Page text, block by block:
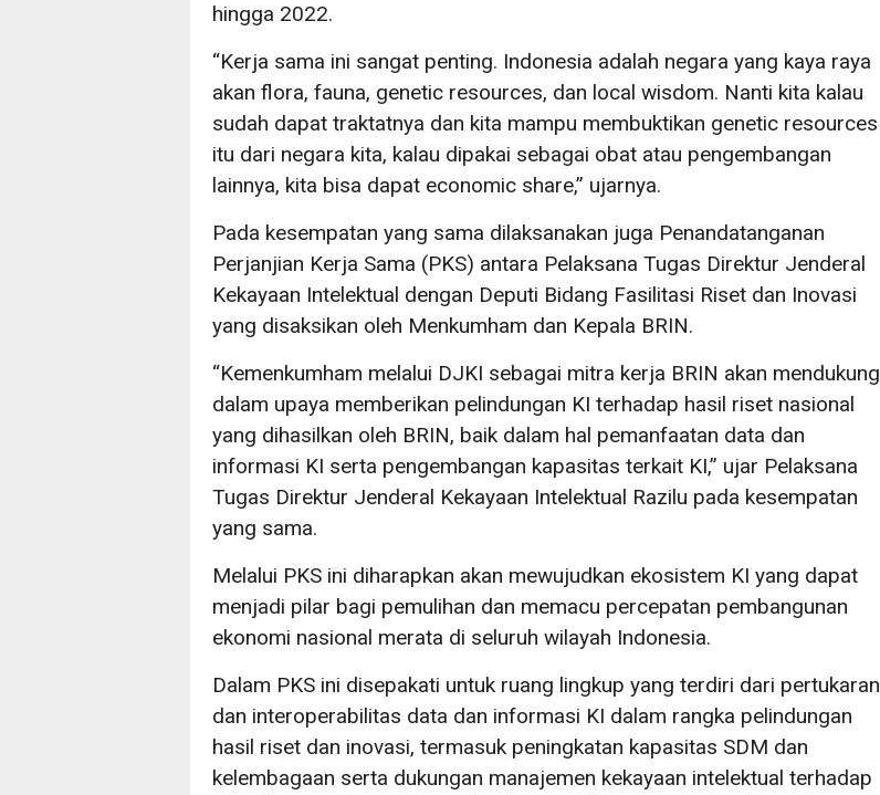
hingga 2022.
“Kerja sama ini sangat penting. Indonesia adalah negara yang kaya raya
akan flora, fauna, genetic resources, dan local wisdom. Nanti kita kalau
sudah dapat traktatnya dan kita mampu membuktikan genetic resources
itu dari negara kita, kalau dipakai sebagai obat atau pengembangan
lainnya, kita bisa dapat economic share,” ujarnya.
Pada kesempatan yang sama dilaksanakan juga Penandatanganan
Perjanjian Kerja Sama (PKS) antara Pelaksana Tugas Direktur Jenderal
Kekayaan Intelektual dengan Deputi Bidang Fasilitasi Riset dan Inovasi
yang disaksikan oleh Menkumham dan Kepala BRIN.
“Kemenkumham melalui DJKI sebagai mitra kerja BRIN akan mendukung
dalam upaya memberikan pelindungan KI terhadap hasil riset nasional
yang dihasilkan oleh BRIN, baik dalam hal pemanfaatan data dan
informasi KI serta pengembangan kapasitas terkait KI,” ujar Pelaksana
Tugas Direktur Jenderal Kekayaan Intelektual Razilu pada kesempatan
yang sama.
Melalui PKS ini diharapkan akan mewujudkan ekosistem KI yang dapat
menjadi pilar bagi pemulihan dan memacu percepatan pembangunan
ekonomi nasional merata di seluruh wilayah Indonesia.
Dalam PKS ini disepakati untuk ruang lingkup yang terdiri dari pertukaran
dan interoperabilitas data dan informasi KI dalam rangka pelindungan
hasil riset dan inovasi, termasuk peningkatan kapasitas SDM dan
kelembagaan serta dukungan manajemen kekayaan intelektual terhadap